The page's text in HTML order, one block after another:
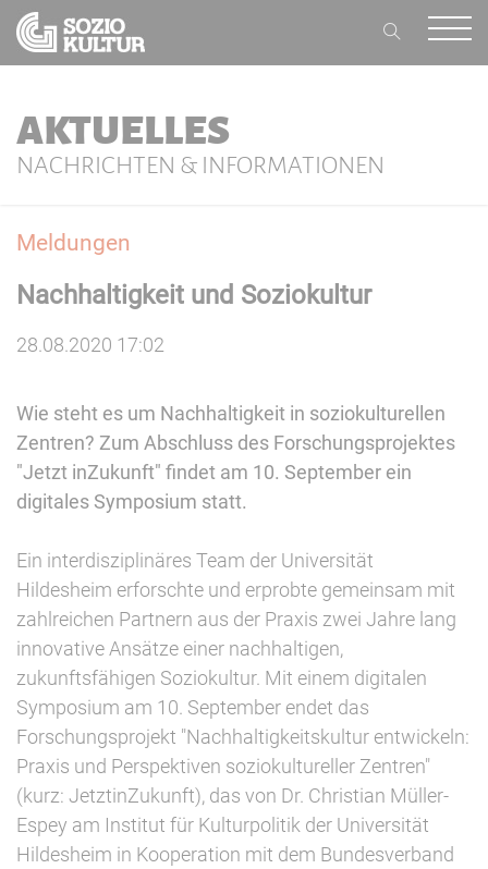
AKTUELLES
NACHRICHTEN & INFORMATIONEN
Meldungen
Nachhaltigkeit und Soziokultur
28.08.2020 17:02
Wie steht es um Nachhaltigkeit in soziokulturellen
Zentren? Zum Abschluss des Forschungsprojektes
"Jetzt inZukunft" findet am 10. September ein
digitales Symposium statt.
Ein interdisziplinäres Team der Universität
Hildesheim erforschte und erprobte gemeinsam mit
zahlreichen Partnern aus der Praxis zwei Jahre lang
innovative Ansätze einer nachhaltigen,
zukunftsfähigen Soziokultur. Mit einem digitalen
Symposium am 10. September endet das
Forschungsprojekt "Nachhaltigkeitskultur entwickeln:
Praxis und Perspektiven soziokultureller Zentren"
(kurz: JetztinZukunft), das von Dr. Christian Müller-
Espey am Institut für Kulturpolitik der Universität
Hildesheim in Kooperation mit dem Bundesverband